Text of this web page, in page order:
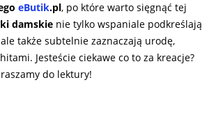
eButik.pl, po które warto sięgnąć tej
damskie nie tylko wspaniale podkreślają
także subtelnie zaznaczają urodę,
Jesteście ciekawe co to za kreacje?
do lektury!